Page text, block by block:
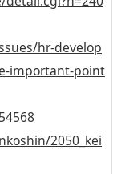
hr-develop
important-point
2050_kei